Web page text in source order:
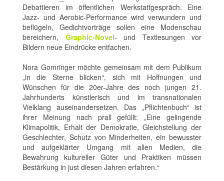
Debattieren im öffentlichen Werkstattgespräch. Eine
Jazz- und Aerobic-Performance wird verwundern und
beflügeln, Gedichtvorträge sollen eine Modenschau
bereichern, Graphic-Novel- und Textlesungen vor
Bildern neue Eindrücke entfachen.
Nora Gomringer möchte gemeinsam mit dem Publikum
„in die Sterne blicken“, sich mit Hoffnungen und
Wünschen für die 20er-Jahre des noch jungen 21.
Jahrhunderts künstlerisch und im transnationalen
Vielklang auseinandersetzen. Das „Pflichtenbuch“ ist
ihrer Meinung nach prall gefüllt: „Eine gelingende
Klimapolitik, Erhalt der Demokratie, Gleichstellung der
Geschlechter, Schutz von Minderheiten, ein bewusster
und aufgeklärter Umgang mit allen Medien, die
Bewahrung kultureller Güter und Praktiken müssen
Bestärkung in just diesen Jahren erfahren.“